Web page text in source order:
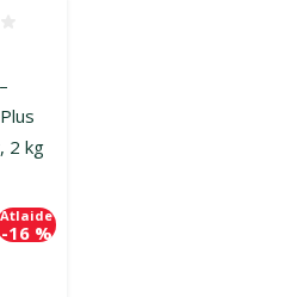
2 kg
Atlaide
-16 %